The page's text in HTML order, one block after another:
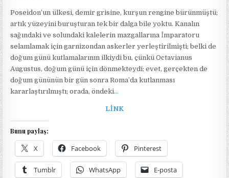
Poseidon’un ülkesi, demir grisine, kurşun rengine bürünmüştü;
artık yüzeyini buruşturan tek bir dalga bile yoktu. Kanalın
sağındaki ve solundaki kalelerin mazgallarına İmparatoru
selamlamak için garnizondan askerler yerleştirilmişti; belki de
doğum günü kutlamalarının ilkiydi bu, çünkü Octavianus
Augustus, doğum günü için dönmekteydi; evet, gerçekten de
doğum gününün bir gün sonra Roma’da kutlanması
kararlaştırılmıştı; orada, öndeki…
LİNK
Bunu paylaş:
X Facebook Pinterest
Tumblr WhatsApp E-posta